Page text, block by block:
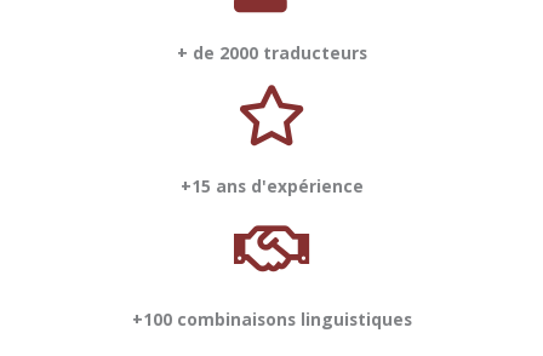
+ de 2000 traducteurs
+15 ans d'expérience
+100 combinaisons linguistiques